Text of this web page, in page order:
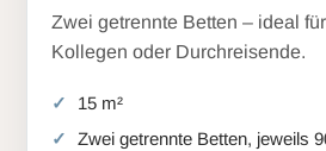
Zwei getrennte Betten – ideal
Kollegen oder Durchreisende.
15 m²
Zwei getrennte Betten, jeweils